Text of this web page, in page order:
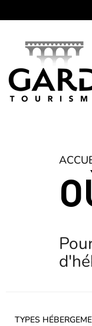
TYPES